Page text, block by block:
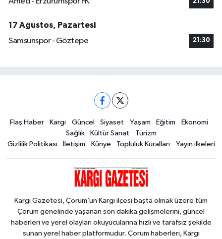
17 Ağustos, Pazartesi
Samsunspor - Göztepe
21:30
Flaş Haber Kargı Güncel Siyaset Yaşam Eğitim
Ekonomi
Sağlık
Kültür Sanat
Turizm
Gizlilik Politikası
İletişim Künye Topluluk Kuralları Yayın ilkeleri
Kargı Gazetesi, Çorum’un Kargı ilçesi başta olmak üzere tüm
Çorum genelinde yaşanan son dakika gelişmelerini, güncel
haberleri ve yerel olayları okuyucularına hızlı ve tarafsız şekilde
sunan yerel haber platformudur. Çorum haberleri, Kargı